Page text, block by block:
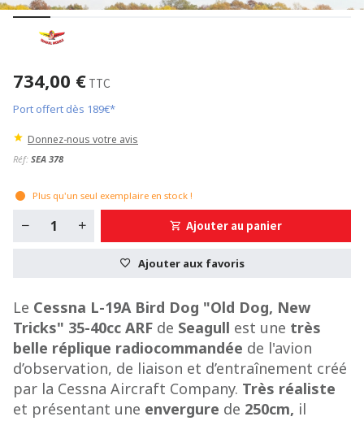
734,00 € TTC
Port offert dès 189€*
Donnez-nous votre avis
Réf: SEA 378
Plus qu'un seul exemplaire en stock !
Ajouter au panier
Ajouter aux favoris
Le Cessna L-19A Bird Dog "Old Dog, New
Tricks" 35-40cc ARF de Seagull est une très
belle réplique radiocommandée de l'avion
d’observation, de liaison et d’entraînement créé
par la Cessna Aircraft Company. Très réaliste
et présentant une envergure de 250cm, il